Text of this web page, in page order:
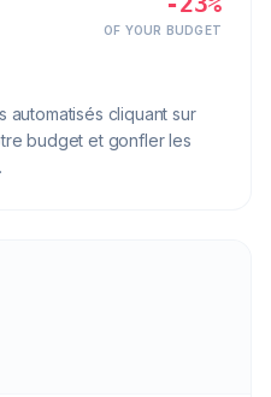
OF YOUR BUDGET
automatisés cliquant sur
budget et gonfler les